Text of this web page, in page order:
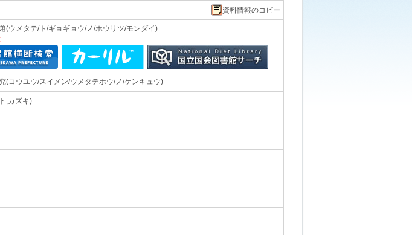
資料情報のコピー
(ウメタテ/ト/ギョギョウ/ノ/ホウリツ/モンダイ)
(コウユウ/スイメン/ウメタテホウ/ノ/ケンキュウ)
,カズキ)